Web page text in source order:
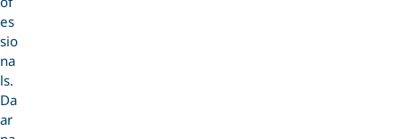
es
sio
na
ls.
Da
ar